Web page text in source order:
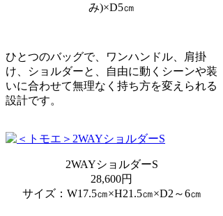
み)×D5㎝
ひとつのバッグで、ワンハンドル、肩掛
け、ショルダーと、自由に動くシーンや装
いに合わせて無理なく持ち方を変えられる
設計です。
2WAYショルダーS
28,600円
サイズ：W17.5㎝×H21.5㎝×D2～6㎝